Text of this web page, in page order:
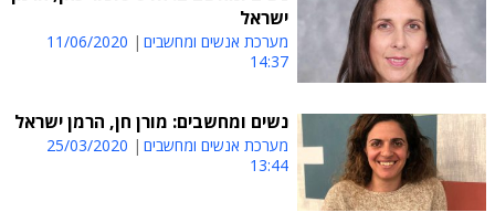
ישראל
מערכת אנשים ומחשבים
11/06/2020
14:37
נשים ומחשבים: מורן חן, הרמן ישראל
מערכת אנשים ומחשבים
25/03/2020
13:44